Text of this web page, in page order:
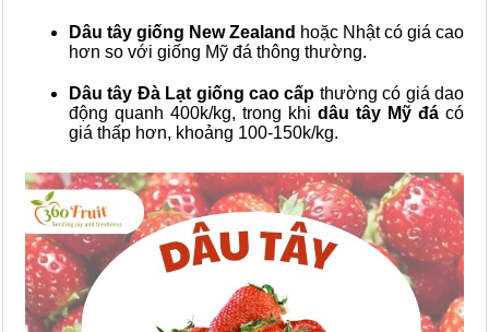
Dâu tây giống New Zealand hoặc Nhật có giá cao
hơn so với giống Mỹ đá thông thường.
Dâu tây Đà Lạt giống cao cấp thường có giá dao
động quanh 400k/kg, trong khi dâu tây Mỹ đá có
giá thấp hơn, khoảng 100-150k/kg.